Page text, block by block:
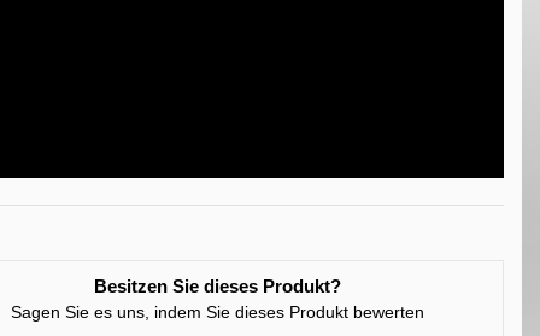
Besitzen Sie dieses Produkt?
Sagen Sie es uns, indem Sie dieses Produkt bewerten